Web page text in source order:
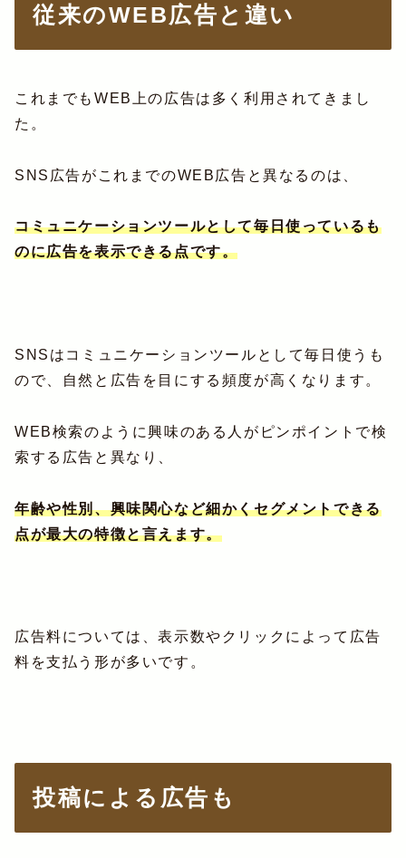
従来のWEB広告と違い
これまでもWEB上の広告は多く利用されてきまし
た。
SNS広告がこれまでのWEB広告と異なるのは、
コミュニケーションツールとして毎日使っているも
のに広告を表示できる点です。
SNSはコミュニケーションツールとして毎日使うも
ので、自然と広告を目にする頻度が高くなります。
WEB検索のように興味のある人がピンポイントで検
索する広告と異なり、
年齢や性別、興味関心など細かくセグメントできる
点が最大の特徴と言えます。
広告料については、表示数やクリックによって広告
料を支払う形が多いです。
投稿による広告も